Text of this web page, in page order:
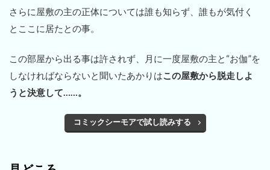
さらに屋敷の主の正体については誰も知らず、誰もが気付く
とここに居たとの事。
この部屋から出る事は許されず、月に一度屋敷の主と“お伽”を
しなければならないと聞いたあかりはこの屋敷から脱走しよ
うと決意して……。
コミックシーモアで試し読みする